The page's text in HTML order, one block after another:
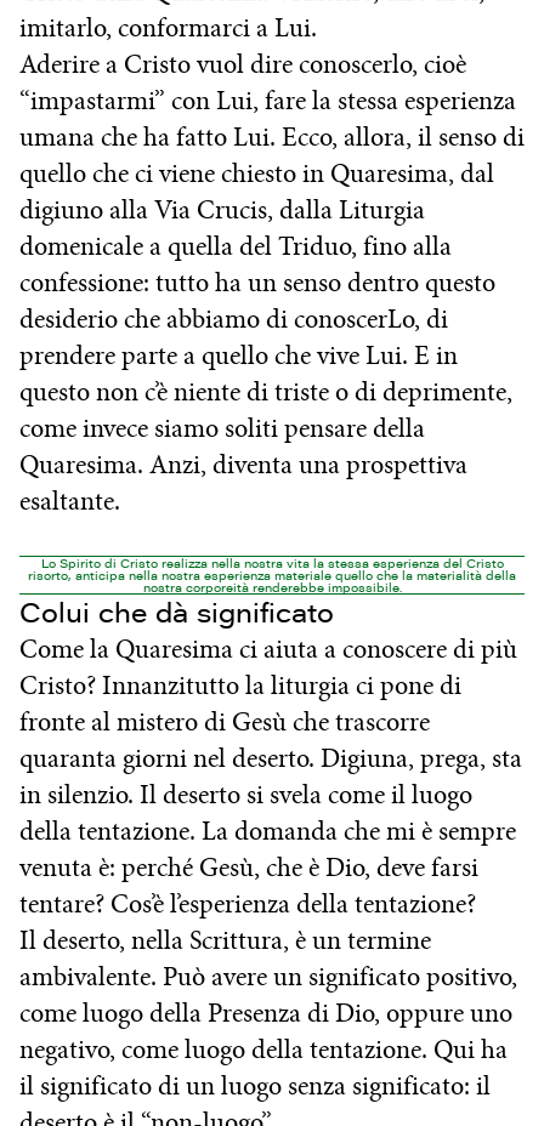
imitarlo, conformarci a Lui.
Aderire a Cristo vuol dire conoscerlo, cioè
“impastarmi” con Lui, fare la stessa esperienza
umana che ha fatto Lui. Ecco, allora, il senso di
quello che ci viene chiesto in Quaresima, dal
digiuno alla Via Crucis, dalla Liturgia
domenicale a quella del Triduo, fino alla
confessione: tutto ha un senso dentro questo
desiderio che abbiamo di conoscerLo, di
prendere parte a quello che vive Lui. E in
questo non c’è niente di triste o di deprimente,
come invece siamo soliti pensare della
Quaresima. Anzi, diventa una prospettiva
esaltante.
Lo Spirito di Cristo realizza nella nostra vita la stessa esperienza del Cristo
risorto, anticipa nella nostra esperienza materiale quello che la materialità della
nostra corporeità renderebbe impossibile.
Colui che dà significato
Come la Quaresima ci aiuta a conoscere di più
Cristo? Innanzitutto la liturgia ci pone di
fronte al mistero di Gesù che trascorre
quaranta giorni nel deserto. Digiuna, prega, sta
in silenzio. Il deserto si svela come il luogo
della tentazione. La domanda che mi è sempre
venuta è: perché Gesù, che è Dio, deve farsi
tentare? Cos’è l’esperienza della tentazione?
Il deserto, nella Scrittura, è un termine
ambivalente. Può avere un significato positivo,
come luogo della Presenza di Dio, oppure uno
negativo, come luogo della tentazione. Qui ha
il significato di un luogo senza significato: il